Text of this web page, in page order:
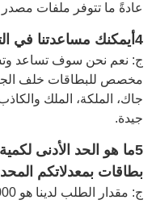
عادةً ما تتوفر ملفات مصدر AI، PDF، CDR، PSD مع 300 dpi.
4أيمكنك مساعدتنا في التصميم؟
ج: نعم نحن سوف تساعد
مخصص للبطاقات خلف
جاك، الملكة، الملك
جيدة.
5ما هو الحد الأدنى لكمية الطلب
بطاقات بمعدلاتكم